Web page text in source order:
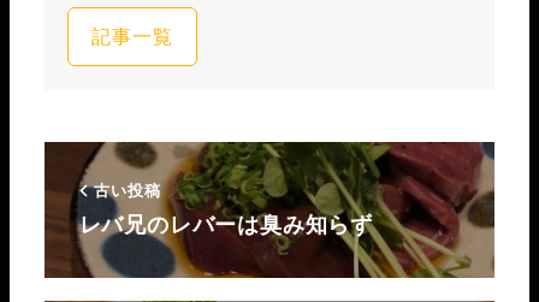
記事一覧
古い投稿
レバ兄のレバーは臭み知らず️